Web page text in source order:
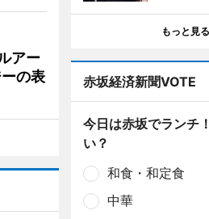
アー
の表
もっと見る
赤坂経済新聞VOTE
今日は赤坂でランチ
い？
和食・和定食
中華